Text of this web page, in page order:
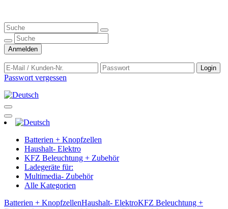
Anmelden
Login
Passwort vergessen
Batterien + Knopfzellen
Haushalt- Elektro
KFZ Beleuchtung + Zubehör
Ladegeräte für:
Multimedia- Zubehör
Alle Kategorien
Batterien + KnopfzellenHaushalt- ElektroKFZ Beleuchtung +